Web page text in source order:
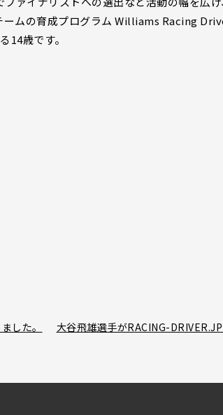
ムの育成プログラム Williams Racing
14歳です。
した。
大谷飛雄選手がRACING-